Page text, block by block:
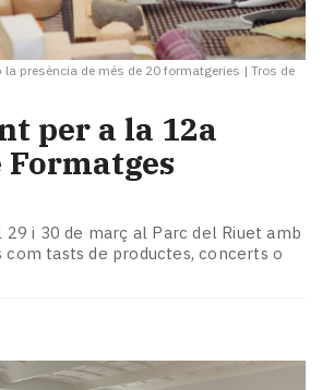
presència de més de 20 formatgeries | Tros de
per a la 12a
Formatges
i 30 de març al Parc del Riuet amb
tasts de productes, concerts o